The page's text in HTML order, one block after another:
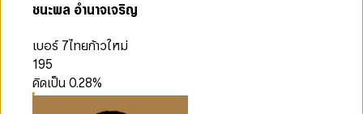
ชนะพล อำนาจเจริญ
เบอร์ 7ไทยก้าวใหม่
195
คิดเป็น0.28%